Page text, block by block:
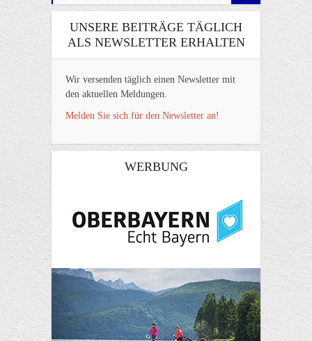
UNSERE BEITRÄGE TÄGLICH
ALS NEWSLETTER ERHALTEN
Wir versenden täglich einen Newsletter mit
den aktuellen Meldungen.
Melden Sie sich für den Newsletter an!
WERBUNG